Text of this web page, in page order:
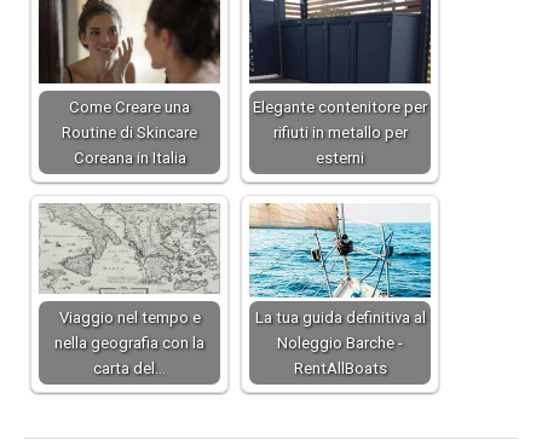
Come Creare una
Routine di Skincare
Coreana in Italia
Elegante contenitore per
rifiuti in metallo per
esterni
Viaggio nel tempo e
nella geografia con la
carta del…
La tua guida definitiva al
Noleggio Barche -
RentAllBoats